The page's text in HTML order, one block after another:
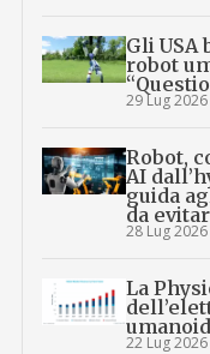
Gli
robot
29 Lug 2026
Robot,
AI
guida
da
28 Lug 2026
La
22 Lug 2026